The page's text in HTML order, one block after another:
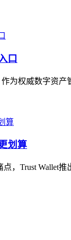
口
为权威数字资
划算
，Trust Wallet